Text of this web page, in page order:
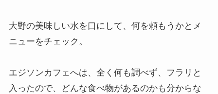
大野の美味しい水を口にして、何を頼もうかとメ
ニューをチェック。
エジソンカフェへは、全く何も調べず、フラリと
入ったので、どんな食べ物があるのかも分からな